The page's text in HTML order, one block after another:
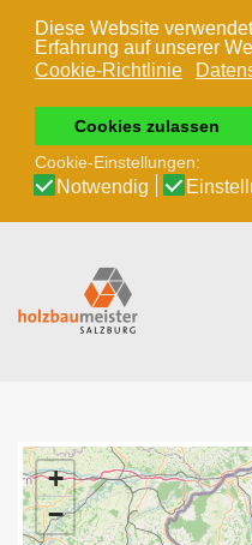
Diese Website
Erfahrung auf unserer
Cookie-Richtlinie
Cookies zulassen
Cookie-Einstellungen:
Notwendig
Zum Hauptinhalt
+
−